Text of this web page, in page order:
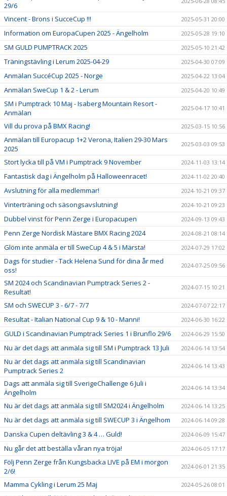
29/6
Vincent - Brons i SucceCup !!! 2025-05-31 20:00
Information om EuropaCupen 2025 - Ängelholm 2025-05-28 19:10
SM GULD PUMPTRACK 2025 2025-05-10 21:42
Träningstävling i Lerum 2025-04-29 2025-04-30 07:09
Anmälan SuccéCup 2025 - Norge 2025-04-22 13:04
Anmälan SweCup 1 & 2 - Lerum 2025-04-20 10:49
SM i Pumptrack 10 Maj - Isaberg Mountain Resort -
Anmälan
2025-04-17 10:41
Vill du prova på BMX Racing! 2025-03-15 10:56
Anmälan till Europacup 1+2 Verona, Italien 29-30 Mars
2025
2025-03-03 09:53
Stort lycka till på VM i Pumptrack 9 November 2024-11-03 13:14
Fantastisk dag i Ängelholm på Halloweenracet! 2024-11-02 20:40
Avslutning för alla medlemmar! 2024-10-21 09:37
Vinterträning och säsongsavslutning! 2024-10-21 09:23
Dubbel vinst för Penn Zerge i Europacupen 2024-09-13 09:43
Penn Zerge Nordisk Mästare BMX Racing 2024 2024-08-21 08:14
Glöm inte anmäla er till SweCup 4 & 5 i Märsta! 2024-07-29 17:02
Dags för studier - Tack Helena Sund för dina år med
oss!
2024-07-25 09:56
SM 2024 och Scandinavian Pumptrack Series 2 -
Resultat!
2024-07-15 10:21
SM och SWECUP 3 - 6/7 - 7/7 2024-07-07 22:17
Resultat - Italian National Cup 9 & 10 - Manni! 2024-06-30 16:22
GULD i Scandinavian Pumptrack Series 1 i Brunflo 29/6 2024-06-29 15:50
Nu är det dags att anmäla sig till SM i Pumptrack 13 Juli 2024-06-14 13:54
Nu är det dags att anmäla sig till Scandinavian
Pumptrack Series 2
2024-06-14 13:43
Dags att anmäla sig till SverigeChallenge 6 Juli i
Ängelholm
2024-06-14 13:34
Nu är det dags att anmäla sig till SM2024 i Ängelholm 2024-06-14 13:25
Nu är det dags att anmäla sig till SWECUP 3 i Ängelhom 2024-06-14 09:28
Danska Cupen deltävling 3 & 4 … Guld! 2024-06-09 15:47
Nu går det att beställa våran nya tröja! 2024-06-05 17:17
Följ Penn Zerge från Kungsbacka LIVE på EM i morgon
2/6!
2024-06-01 21:35
Mamma Cykling i Lerum 25 Maj 2024-05-26 08:01